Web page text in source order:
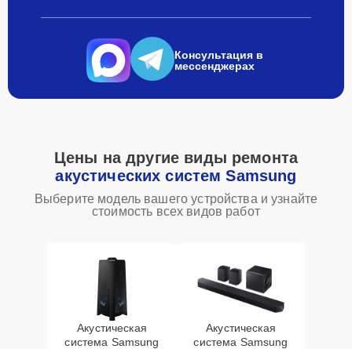
Консультация в
мессенджерах
Цены на другие виды ремонта
акустических систем Samsung
Выберите модель вашего устройства и узнайте
стоимость всех видов работ
Акустическая
система Samsung
Акустическая
система Samsung